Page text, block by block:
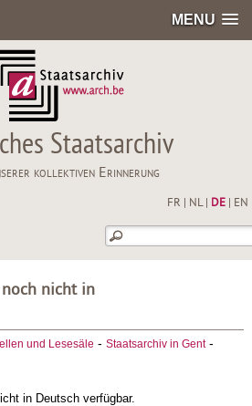
MENU
Staatsarchiv
kollektiven Erinnerung
FR NL| DE| EN
nicht in
und Lesesäle - Staatsarchiv in Gent-
in Deutsch verfügbar.